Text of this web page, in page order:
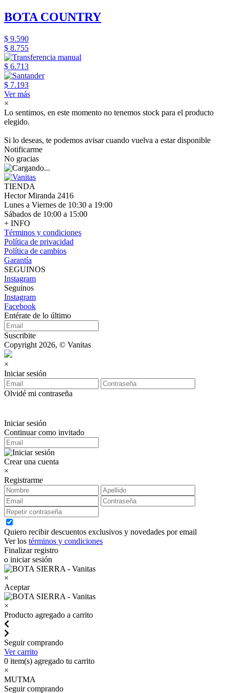
BOTA COUNTRY
$ 9.590
$ 8.755
$ 6.713
$ 7.193
Ver más
×
Lo sentimos, en este momento no tenemos stock para el producto
elegido.
Si lo deseas, te podemos avisar cuando vuelva a estar disponible
Notificarme
No gracias
TIENDA
Hector Miranda 2416
Lunes a Viernes de 10:30 a 19:00
Sábados de 10:00 a 15:00
+ INFO
Términos y condiciones
Política de privacidad
Política de cambios
Garantía
SEGUINOS
Instagram
Seguinos
Instagram
Facebook
Entérate de lo último
Suscribite
Copyright 2026, © Vanitas
×
Iniciar sesión
Olvidé mi contraseña
Iniciar sesión
Continuar como invitado
Crear una cuenta
×
Registrarme
Quiero recibir descuentos exclusivos y novedades por email
Ver los términos y condiciones
Finalizar registro
o iniciar sesión
×
Aceptar
×
Producto agregado a carrito
Seguir comprando
Ver carrito
0 item(s) agregado tu carrito
×
MUTMA
Seguir comprando